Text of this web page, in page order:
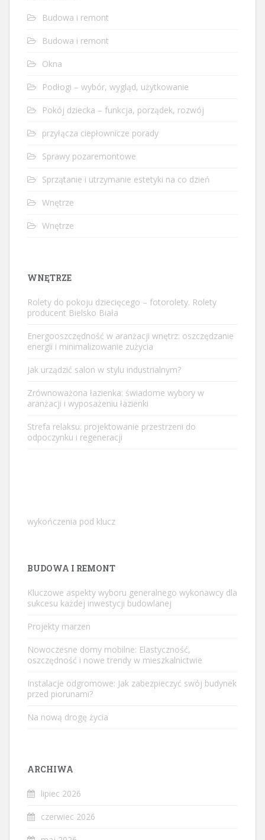
Budowa i remont
Budowa i remont
Okna
Podłogi – wybór, wygląd, użytkowanie
Pokój dziecka – funkcja, porządek, rozwój
przyłącza ciepłownicze porady
Sprawy pozaremontowe
Sprzątanie i utrzymanie estetyki na co dzień
Wnętrze
Wnętrze
WNĘTRZE
Rolety do pokoju dziecięcego – fotorolety. Rolety
producent Bielsko Biała
Energooszczędność w aranżacji wnętrz: oszczędzanie
energii i minimalizowanie zużycia
Jak urządzić salon w stylu industrialnym?
Zrównoważona łazienka: świadome wybory w
aranżacji i wyposażeniu łazienki
Strefa relaksu: projektowanie przestrzeni do
odpoczynku i regeneracji
wykończenia pod klucz
BUDOWA I REMONT
Kluczowe aspekty wyboru generalnego wykonawcy dla
sukcesu każdej inwestycji budowlanej
Projekty marzen
Nowoczesne domy mobilne: Elastyczność,
oszczędność i nowe trendy w mieszkalnictwie
Instalacje odgromowe: Jak zabezpieczyć swój budynek
przed piorunami?
Na nową drogę życia
ARCHIWA
lipiec 2026
czerwiec 2026